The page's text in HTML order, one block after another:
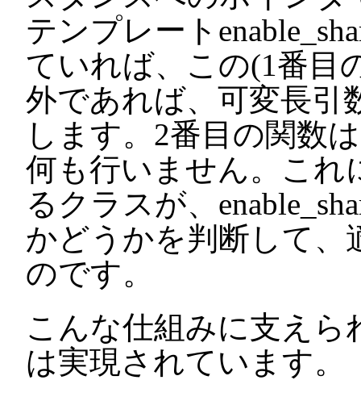
テンプレート
ていれば、この(1番目
外であれば、可変長引
します。2番目の関数
何も行いません。これ
るクラスが、
かどうかを判断して、
のです。
こんな仕組みに支えら
は実現されています。